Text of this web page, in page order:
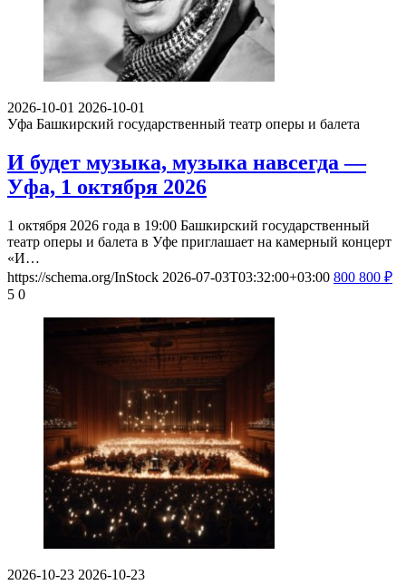
2026-10-01 2026-10-01
Уфа Башкирский государственный театр оперы и балета
И будет музыка, музыка навсегда —
Уфа, 1 октября 2026
1 октября 2026 года в 19:00 Башкирский государственный
театр оперы и балета в Уфе приглашает на камерный концерт
«И…
https://schema.org/InStock 2026-07-03T03:32:00+03:00 800 800 ₽
5 0
2026-10-23 2026-10-23